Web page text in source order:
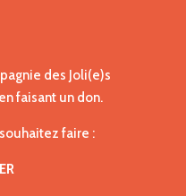
des Joli(e)s
faisant un don.
faire :